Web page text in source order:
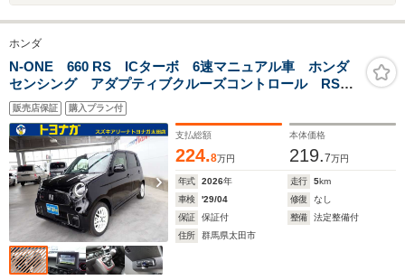
ホンダ
N-ONE 660 RS ICターボ 6速マニュアル車 ホンダ
センシング アダプティブクルーズコントロール RS専
用TFTメーター 専用コンビシート ディスプレイオーデ
ィオ バックカメラ ビルトインETC LEDヘッドライ
ト
販売店保証 購入プラン付
支払総額
224.8万円
本体価格
219.7万円
年式 2026年 走行 5km
車検
'29/04 修復
なし
保証
保証付 整備
法定整備付
住所
群馬県太田市